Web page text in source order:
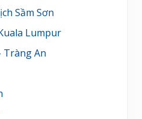
Sầm Sơn
Lumpur
Tràng An